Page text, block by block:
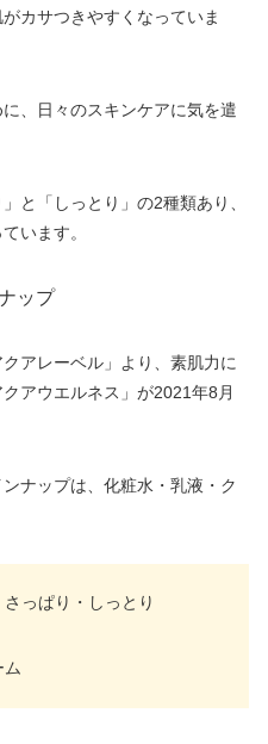
カサつきやすくなっていま
、日々のスキンケアに気を遣
と「しっとり」の2種類あり、
います。
ップ
アレーベル」より、素肌力に
アウエルネス」が2021年8月
ナップは、化粧水・乳液・ク
っぱり・しっとり
ム